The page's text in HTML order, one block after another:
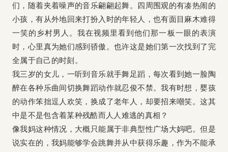
们，随着夹着噪声的音乐翩翩起舞。四周围观的有凑热闹的
小孩，有从外地回来打扮入时的年轻人，也有面目麻木难得
一笑的乡村男人。我在视频里看到他们那一板一眼的表演
时，心里真为她们感到骄傲。也许这是她们第一次找到了完
全属于自己的时刻。
我三岁的女儿，一听到音乐就手舞足蹈，每次看到她一脸陶
醉在各种乐曲间切换舞蹈动作就忍俊不禁。我有时想，婴孩
的动作笨拙逗人欢笑，换成了老年人，却要招来嘲笑。这其
中是不是包含着某种残酷而人人难逃的真相？
像我妈这种情况，大概只能属于非典型性广场大妈吧。但是
说实在的，我妈能够学会跳舞并从中获得乐趣，作为不能承